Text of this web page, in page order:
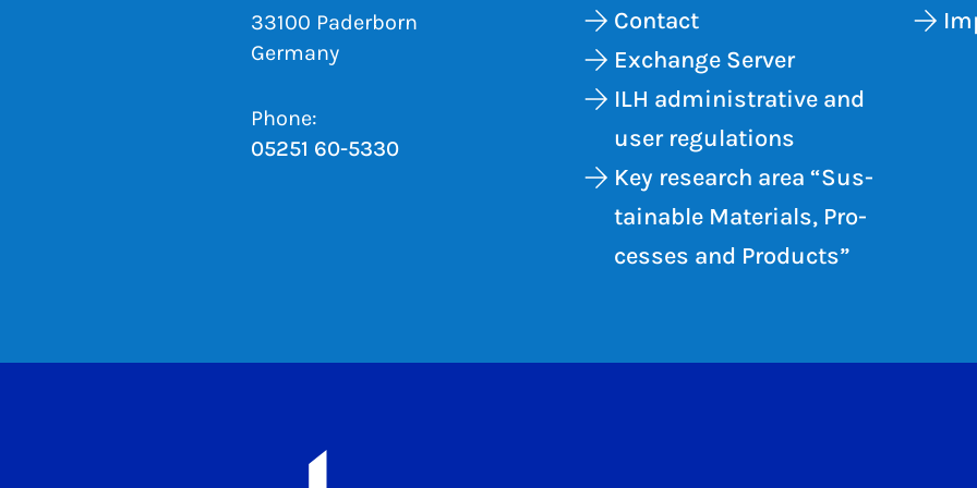
33100 Paderborn
Germany
Phone:
05251 60-5330
Contact
Exchange Server
ILH administrative and
user regulations
Key re­search area “Sus­
tain­able Ma­ter­i­als, Pro­
cesses and Products”